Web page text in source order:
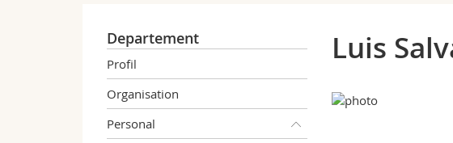
Departement
Profil
Organisation
Personal
Luis